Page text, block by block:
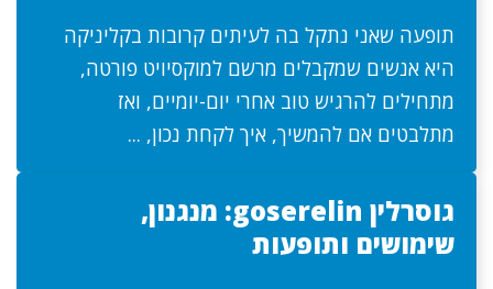
תופעה שאני נתקל בה לעיתים קרובות בקליניקה
היא אנשים שמקבלים מרשם למוקסיויט פורטה,
מתחילים להרגיש טוב אחרי יום-יומיים, ואז
מתלבטים אם להמשיך, איך לקחת נכון, ...
גוסרלין goserelin: מנגנון,
שימושים ותופעות